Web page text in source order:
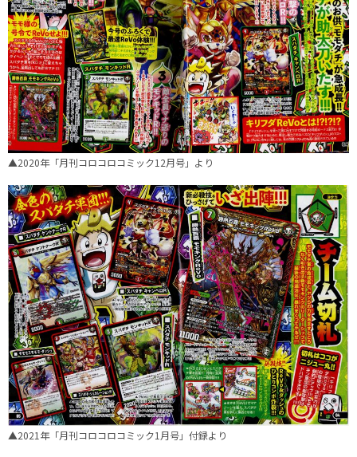
▲2020年「月刊コロコロコミック12月号」より
▲2021年「月刊コロコロコミック1月号」付録より